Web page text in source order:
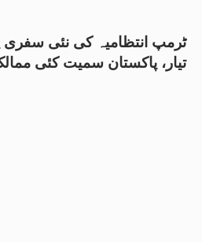
ٹرمپ انتظامیہ کی نئی
تیار، پاکستان سمیت کئی